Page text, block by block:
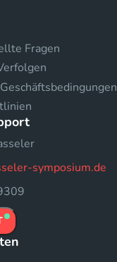
Fragen
symposium.de